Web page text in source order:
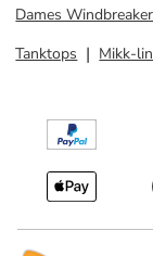
Dames
Tanktops
Mikk-